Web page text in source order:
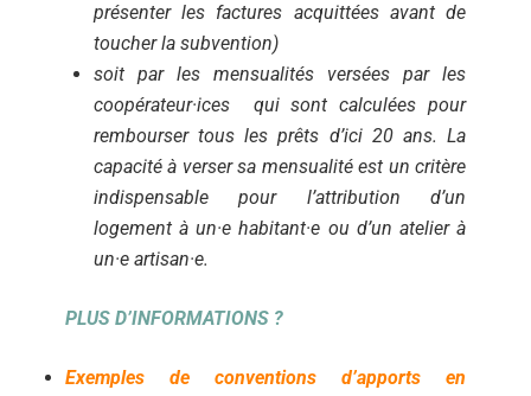
présenter les factures acquittées avant de
toucher la subvention)
soit par les mensualités versées par les
coopérateur·ices qui sont calculées pour
rembourser tous les prêts d’ici 20 ans. La
capacité à verser sa mensualité est un critère
indispensable pour l’attribution d’un
logement à un·e habitant·e ou d’un atelier à
un·e artisan·e.
PLUS D’INFORMATIONS ?
Exemples de conventions d’apports en